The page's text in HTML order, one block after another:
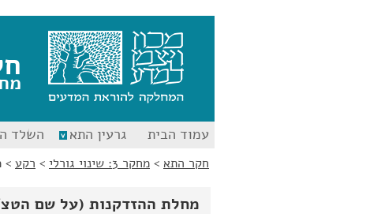
עמוד הבית גרעין התא השלד
חקר התא > מחקר 3: שינוי גורלי > רקע >
מחלת ההזדקנות (על שם